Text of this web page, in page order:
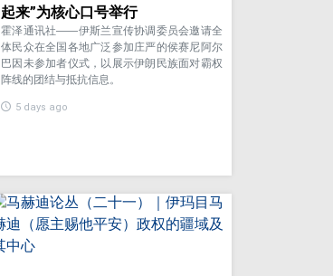
起来”为核心口号举行
霍泽通讯社——伊斯兰宣传协调委员会邀请全
体民众在全国各地广泛参加庄严的侯赛尼阿尔
巴因未参加者仪式，以展示伊朗民族面对霸权
阵线的团结与抵抗信息。
5 days ago